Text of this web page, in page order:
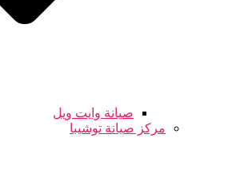
صيانة وايت ويل
مركز صيانة توشيبا